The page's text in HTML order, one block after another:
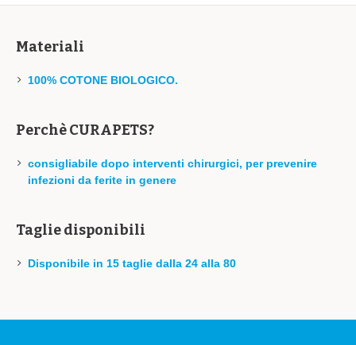
Materiali
100% COTONE BIOLOGICO.
Perchè CURAPETS?
consigliabile dopo interventi chirurgici, per prevenire
infezioni da ferite in genere
Taglie disponibili
Disponibile in 15 taglie dalla 24 alla 80